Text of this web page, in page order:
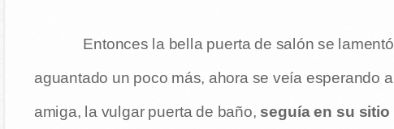
Entonces la bella puerta de salón se
aguantado un poco más, ahora se veía esperando
amiga, la vulgar puerta de baño, seguía en su